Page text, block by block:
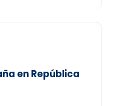
en República